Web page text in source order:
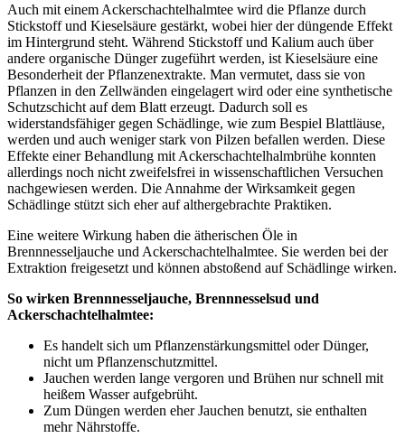
Auch mit einem Ackerschachtelhalmtee wird die Pflanze durch
Stickstoff und Kieselsäure gestärkt, wobei hier der düngende Effekt
im Hintergrund steht. Während Stickstoff und Kalium auch über
andere organische Dünger zugeführt werden, ist Kieselsäure eine
Besonderheit der Pflanzenextrakte. Man vermutet, dass sie von
Pflanzen in den Zellwänden eingelagert wird oder eine synthetische
Schutzschicht auf dem Blatt erzeugt. Dadurch soll es
widerstandsfähiger gegen Schädlinge, wie zum Bespiel Blattläuse,
werden und auch weniger stark von Pilzen befallen werden. Diese
Effekte einer Behandlung mit Ackerschachtelhalmbrühe konnten
allerdings noch nicht zweifelsfrei in wissenschaftlichen Versuchen
nachgewiesen werden. Die Annahme der Wirksamkeit gegen
Schädlinge stützt sich eher auf althergebrachte Praktiken.
Eine weitere Wirkung haben die ätherischen Öle in
Brennnesseljauche und Ackerschachtelhalmtee. Sie werden bei der
Extraktion freigesetzt und können abstoßend auf Schädlinge wirken.
So wirken Brennnesseljauche, Brennnesselsud und
Ackerschachtelhalmtee:
Es handelt sich um Pflanzenstärkungsmittel oder Dünger,
nicht um Pflanzenschutzmittel.
Jauchen werden lange vergoren und Brühen nur schnell mit
heißem Wasser aufgebrüht.
Zum Düngen werden eher Jauchen benutzt, sie enthalten
mehr Nährstoffe.